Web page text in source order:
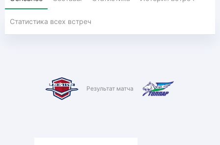
Статистика всех встреч
Результат матча